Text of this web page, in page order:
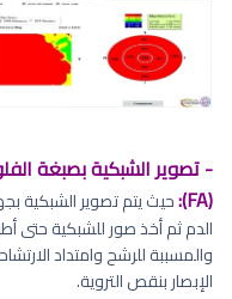
(FA):
الدم ثم أخذ صور للشبكية حتى
والمسببة للرشح وامتداد
الإبصار بنقص التروية.